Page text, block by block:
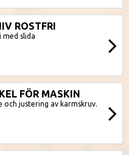
ROSTFRI
med slida
FÖR MASKIN
och justering av karmskruv.